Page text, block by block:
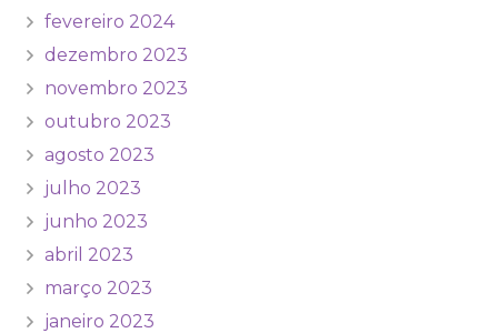
fevereiro 2024
dezembro 2023
novembro 2023
outubro 2023
agosto 2023
julho 2023
junho 2023
abril 2023
março 2023
janeiro 2023